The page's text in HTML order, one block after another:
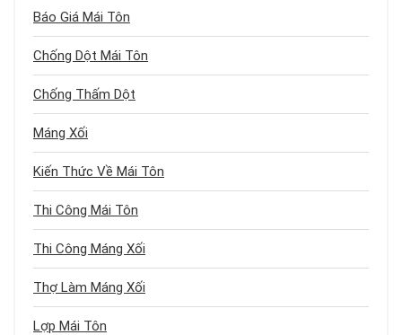
Báo Giá Mái Tôn
Chống Dột Mái Tôn
Chống Thấm Dột
Máng Xối
Kiến Thức Về Mái Tôn
Thi Công Mái Tôn
Thi Công Máng Xối
Thợ Làm Máng Xối
Lợp Mái Tôn